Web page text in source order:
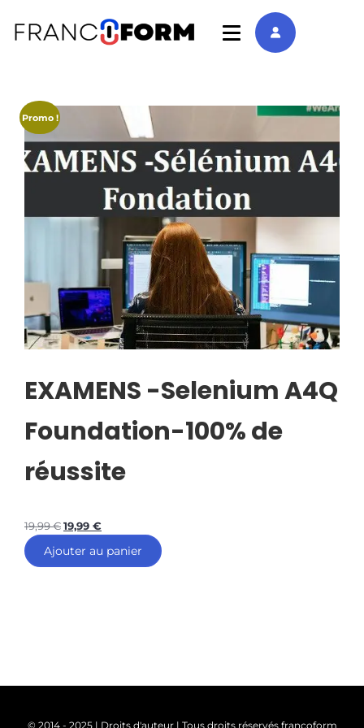
Promo !
EXAMENS -Selenium A4Q
Foundation-100% de
réussite
19,99€19,99 €
Ajouter au panier
© 2014 - 2025 | Droits d'auteur | Tous droits réservés francoform